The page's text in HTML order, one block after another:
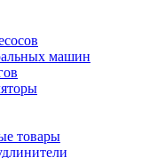
машин
товары